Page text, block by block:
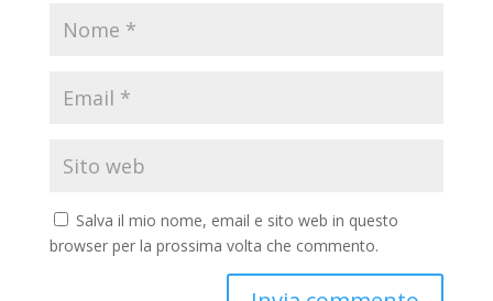
Salva il mio nome, email e sito web in questo
browser per la prossima volta che commento.